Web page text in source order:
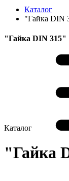
Каталог
"Гайка DIN
"Гайка DIN 315"
Каталог
"Гайка